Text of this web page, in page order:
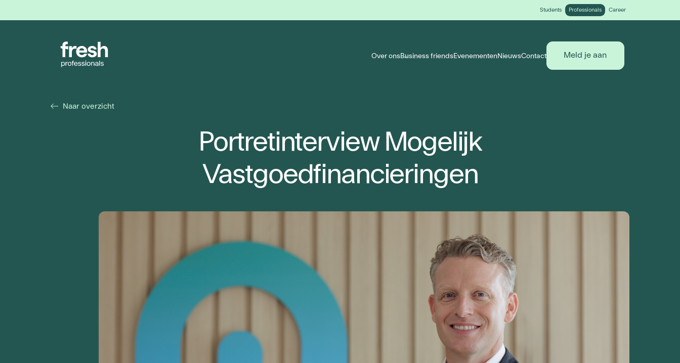
Students Professionals Career
Over onsBusiness friendsEvenementenNieuwsContact Meld je aan
Naar overzicht
Portretinterview Mogelijk
Vastgoedfinancieringen